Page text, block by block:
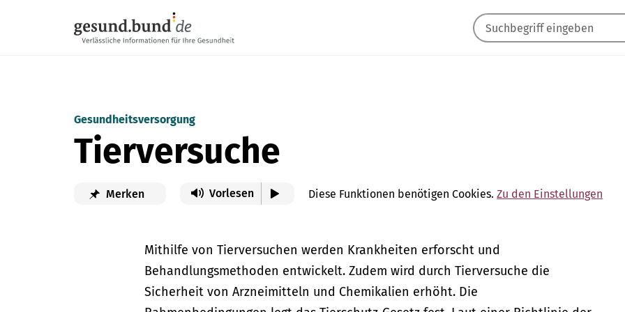
Gesundheitsversorgung
Tierversuche
Merken Vorlesen Diese Funktionen benötigen Cookies.Zu den Einstellungen
Mithilfe von Tierversuchen werden Krankheiten erforscht und
Behandlungsmethoden entwickelt. Zudem wird durch Tierversuche die
Sicherheit von Arzneimitteln und Chemikalien erhöht. Die